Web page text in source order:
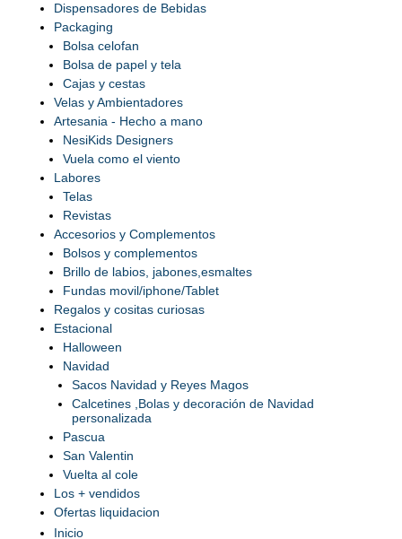
Dispensadores de Bebidas
Packaging
Bolsa celofan
Bolsa de papel y tela
Cajas y cestas
Velas y Ambientadores
Artesania - Hecho a mano
NesiKids Designers
Vuela como el viento
Labores
Telas
Revistas
Accesorios y Complementos
Bolsos y complementos
Brillo de labios, jabones,esmaltes
Fundas movil/iphone/Tablet
Regalos y cositas curiosas
Estacional
Halloween
Navidad
Sacos Navidad y Reyes Magos
Calcetines ,Bolas y decoración de Navidad
personalizada
Pascua
San Valentin
Vuelta al cole
Los + vendidos
Ofertas liquidacion
Inicio